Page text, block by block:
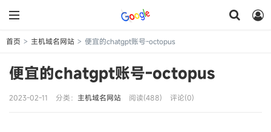
首页 > 主机域名网站 > 便宜的chatgpt账号-octopus
便宜的chatgpt账号-octopus
2023-02-11 分类： 主机域名网站 阅读(488) 评论(0)